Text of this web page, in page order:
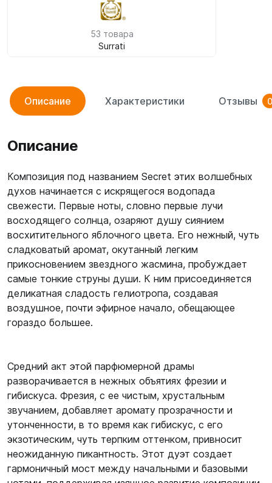
53 товара
Surrati
Описание Характеристики Отзывы 0
Описание
Композиция под названием Secret этих волшебных
духов начинается с искрящегося водопада
свежести. Первые ноты, словно первые лучи
восходящего солнца, озаряют душу сиянием
восхитительного яблочного цвета. Его нежный, чуть
сладковатый аромат, окутанный легким
прикосновением звездного жасмина, пробуждает
самые тонкие струны души. К ним присоединяется
деликатная сладость гелиотропа, создавая
воздушное, почти эфирное начало, обещающее
гораздо большее.
Средний акт этой парфюмерной драмы
разворачивается в нежных объятиях фрезии и
гибискуса. Фрезия, с ее чистым, хрустальным
звучанием, добавляет аромату прозрачности и
утонченности, в то время как гибискус, с его
экзотическим, чуть терпким оттенком, привносит
неожиданную пикантность. Этот дуэт создает
гармоничный мост между начальными и базовыми